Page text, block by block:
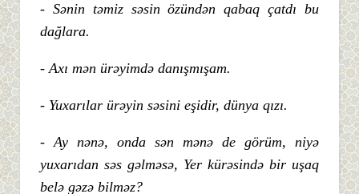
- Sənin təmiz səsin özündən qabaq çatdı bu
dağlara.
- Axı mən ürəyimdə danışmışam.
- Yuxarılar ürəyin səsini eşidir, dünya qızı.
- Ay nənə, onda sən mənə de görüm, niyə
yuxarıdan səs gəlməsə, Yer kürəsində bir uşaq
belə gəzə bilməz?